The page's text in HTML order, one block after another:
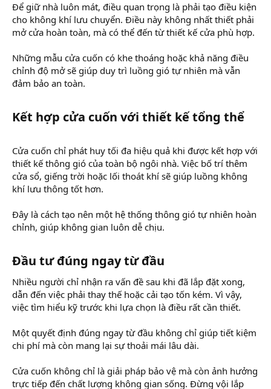
Để giữ nhà luôn mát, điều quan trọng là phải tạo điều kiện
cho không khí lưu chuyển. Điều này không nhất thiết phải
mở cửa hoàn toàn, mà có thể đến từ thiết kế cửa phù hợp.
Những mẫu cửa cuốn có khe thoáng hoặc khả năng điều
chỉnh độ mở sẽ giúp duy trì luồng gió tự nhiên mà vẫn
đảm bảo an toàn.
Kết hợp cửa cuốn với thiết kế tổng thể​
Cửa cuốn chỉ phát huy tối đa hiệu quả khi được kết hợp với
thiết kế thông gió của toàn bộ ngôi nhà. Việc bố trí thêm
cửa sổ, giếng trời hoặc lối thoát khí sẽ giúp luồng không
khí lưu thông tốt hơn.
Đây là cách tạo nên một hệ thống thông gió tự nhiên hoàn
chỉnh, giúp không gian luôn dễ chịu.
Đầu tư đúng ngay từ đầu​
Nhiều người chỉ nhận ra vấn đề sau khi đã lắp đặt xong,
dẫn đến việc phải thay thế hoặc cải tạo tốn kém. Vì vậy,
việc tìm hiểu kỹ trước khi lựa chọn là điều rất cần thiết.
Một quyết định đúng ngay từ đầu không chỉ giúp tiết kiệm
chi phí mà còn mang lại sự thoải mái lâu dài.
Cửa cuốn không chỉ là giải pháp bảo vệ mà còn ảnh hưởng
trực tiếp đến chất lượng không gian sống. Đừng vội lắp